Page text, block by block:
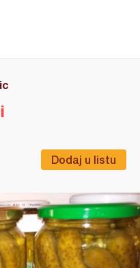
Dodaj u listu